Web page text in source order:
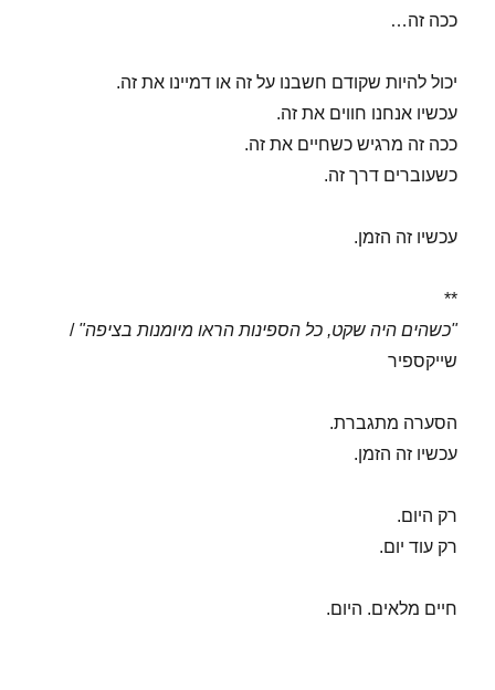
ככה זה…
יכול להיות שקודם חשבנו על זה או דמיינו את זה.
עכשיו אנחנו חווים את זה.
ככה זה מרגיש כשחיים את זה.
כשעוברים דרך זה.
עכשיו זה הזמן.
**
"כשהים היה שקט, כל הספינות הראו מיומנות בציפה" /
שייקספיר
הסערה מתגברת.
עכשיו זה הזמן.
רק היום.
רק עוד יום.
חיים מלאים. היום.